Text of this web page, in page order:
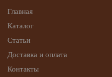
Главная
Каталог
Статьи
Доставка и оплата
Контакты